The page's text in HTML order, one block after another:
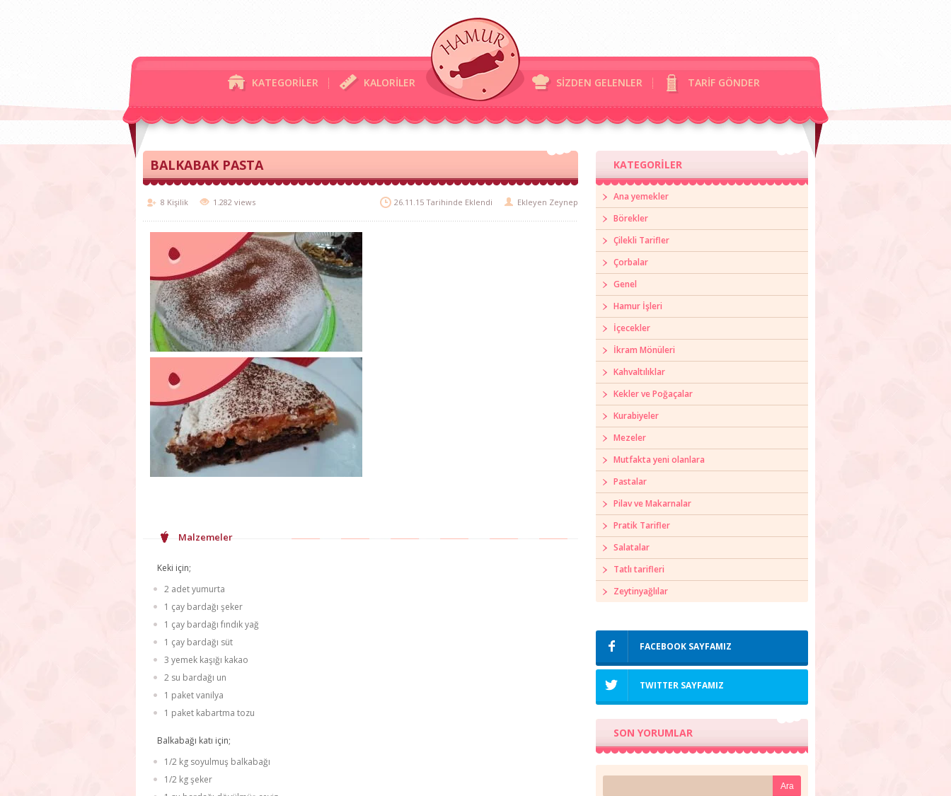
SİZDEN GELENLER TARİF GÖNDER
KATEGORİLER KALORİLER
BALKABAK PASTA
8 Kişilik 1.282 views Ekleyen Zeynep
26.11.15 Tarihinde Eklendi
Malzemeler
Keki için;
2 adet yumurta
1 çay bardağı şeker
1 çay bardağı fındık yağ
1 çay bardağı süt
3 yemek kaşığı kakao
2 su bardağı un
1 paket vanilya
1 paket kabartma tozu
Balkabağı katı için;
1/2 kg soyulmuş balkabağı
1/2 kg şeker
KATEGORİLER
Ana yemekler
Börekler
Çilekli Tarifler
Çorbalar
Genel
Hamur İşleri
İçecekler
İkram Mönüleri
Kahvaltılıklar
Kekler ve Poğaçalar
Kurabiyeler
Mezeler
Mutfakta yeni olanlara
Pastalar
Pilav ve Makarnalar
Pratik Tarifler
Salatalar
Tatlı tarifleri
Zeytinyağlılar
FACEBOOK SAYFAMIZ
TWITTER SAYFAMIZ
SON YORUMLAR